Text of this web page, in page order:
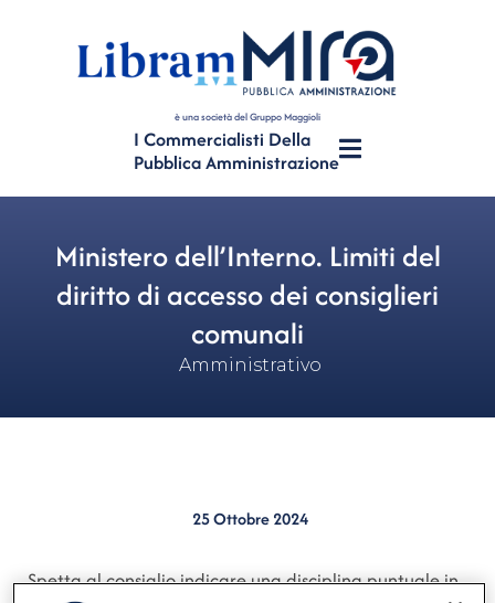
è una società del Gruppo Maggioli
I Commercialisti Della
Pubblica Amministrazione
Ministero dell’Interno. Limiti del
diritto di accesso dei consiglieri
comunali
Amministrativo
25 Ottobre 2024
Spetta al consiglio indicare una disciplina puntuale in